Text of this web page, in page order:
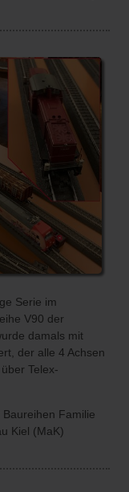
Serie im
V90 der
damals mit
der alle 4 Achsen
Telex-
Familie
Kiel (MaK)